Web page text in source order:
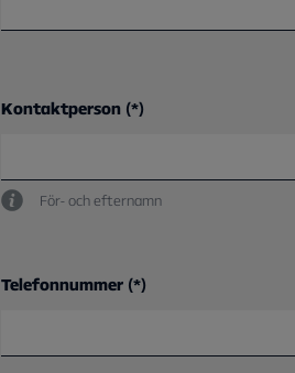
Kontaktperson
För- och efternamn
Telefonnummer